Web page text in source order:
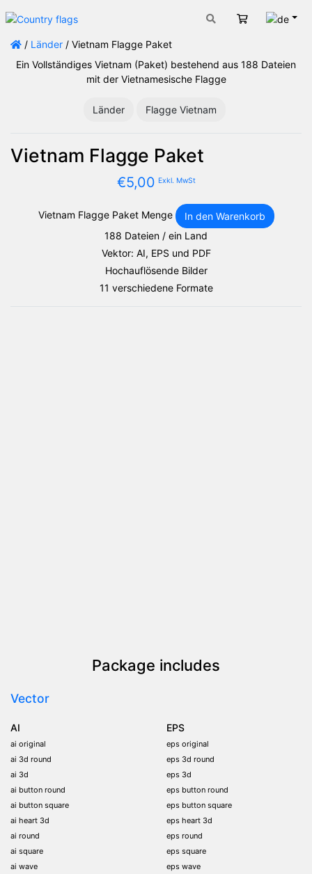
Warenkorb
/ Länder / Vietnam Flagge Paket
Ein Vollständiges Vietnam (Paket) bestehend aus 188 Dateien
mit der Vietnamesische Flagge
Länder Flagge Vietnam
Vietnam Flagge Paket
€5,00 Exkl. MwSt
Vietnam Flagge Paket Menge
In den Warenkorb
188 Dateien / ein Land
Vektor: AI, EPS und PDF
Hochauflösende Bilder
11 verschiedene Formate
Package includes
Vector
AI
ai original
ai 3d round
ai 3d
ai button round
ai button square
ai heart 3d
ai round
ai square
ai wave
EPS
eps original
eps 3d round
eps 3d
eps button round
eps button square
eps heart 3d
eps round
eps square
eps wave